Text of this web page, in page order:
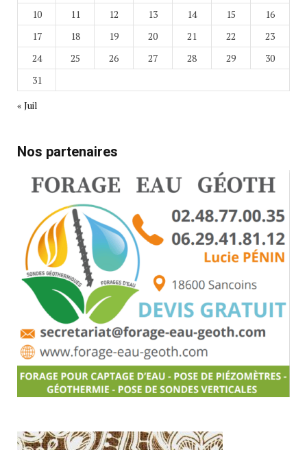
10
11 12 13 14 15
16
17
18 19 20 21 22
23
24
25 26 27 28 29
30
31
« Juil
Nos partenaires